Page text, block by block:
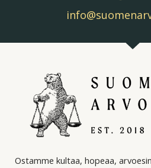
Ostamme kultaa, hopeaa,